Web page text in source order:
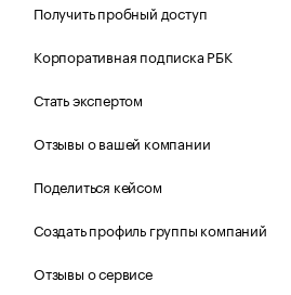
Получить пробный доступ
Корпоративная подписка РБК
Стать экспертом
Отзывы о вашей компании
Поделиться кейсом
Создать профиль группы компаний
Отзывы о сервисе